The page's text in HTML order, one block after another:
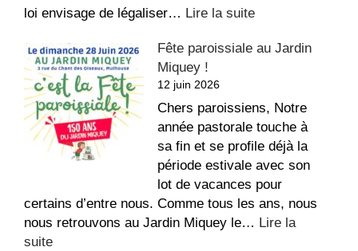
loi envisage de légaliser… Lire la suite:
des
France
–
Fin
de
vie
Fête paroissiale au Jardin
Miquey !
12 juin 2026
Chers paroissiens, Notre
année pastorale touche à
sa fin et se profile déjà la
période estivale avec son
lot de vacances pour
certains d’entre nous. Comme tous les ans, nous
nous retrouvons au Jardin Miquey le… Lire la
suite: